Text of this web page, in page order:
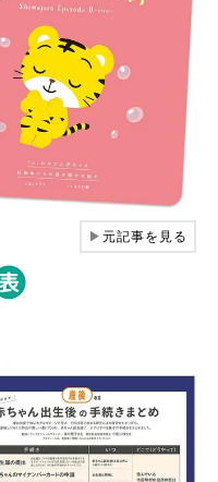
▶元記事を見る